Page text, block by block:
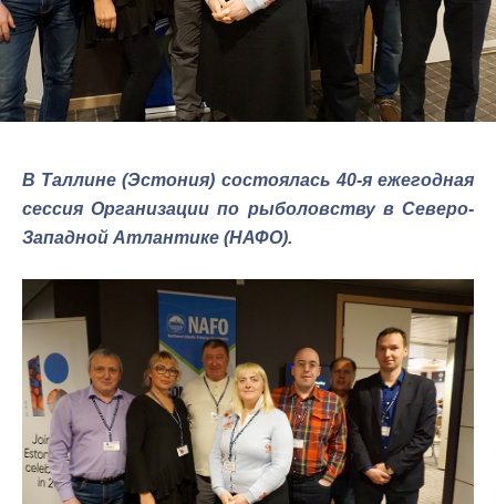
В Таллине (Эстония) состоялась 40-я ежегодная
сессия Организации по рыболовству в Северо-
Западной Атлантике (НАФО).